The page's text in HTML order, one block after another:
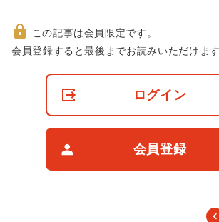
非
この記事は会員限定です。
会員登録すると最後までお読みいただけます
ログイン
会員登録